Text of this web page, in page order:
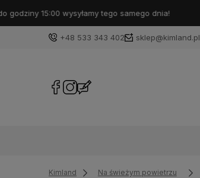
+48 533 343 402 sklep@kimland.pl
Kimland Na świeżym powietrzu